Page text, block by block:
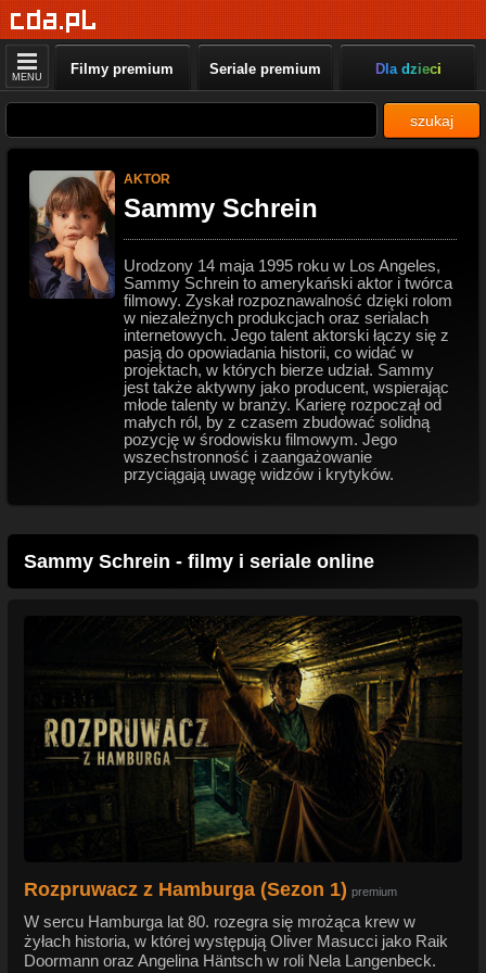
MENU Filmy premium Seriale premium Dla dzieci
szukaj
AKTOR
Sammy Schrein
Urodzony 14 maja 1995 roku w Los Angeles,
Sammy Schrein to amerykański aktor i twórca
filmowy. Zyskał rozpoznawalność dzięki rolom
w niezależnych produkcjach oraz serialach
internetowych. Jego talent aktorski łączy się z
pasją do opowiadania historii, co widać w
projektach, w których bierze udział. Sammy
jest także aktywny jako producent, wspierając
młode talenty w branży. Karierę rozpoczął od
małych ról, by z czasem zbudować solidną
pozycję w środowisku filmowym. Jego
wszechstronność i zaangażowanie
przyciągają uwagę widzów i krytyków.
Sammy Schrein - filmy i seriale online
Rozpruwacz z Hamburga (Sezon 1) premium
W sercu Hamburga lat 80. rozegra się mrożąca krew w
żyłach historia, w której występują Oliver Masucci jako Raik
Doormann oraz Angelina Häntsch w roli Nela Langenbeck.